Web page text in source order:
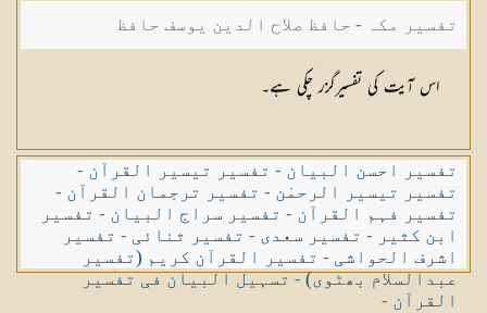
تفسیر مکہ - حافظ صلاح الدین یوسف حافظ
اس آیت کی تفسیرگزر چکی ہے۔
تفسیر احسن البیان - تفسیر تیسیر القرآن -
تفسیر تیسیر الرحمٰن - تفسیر ترجمان القرآن -
تفسیر فہم القرآن - تفسیر سراج البیان - تفسیر
ابن کثیر - تفسیر سعدی - تفسیر ثنائی - تفسیر
اشرف الحواشی - تفسیر القرآن کریم (تفسیر
عبدالسلام بھٹوی)-تسہیل البیان فی تفسیر
القرآن -